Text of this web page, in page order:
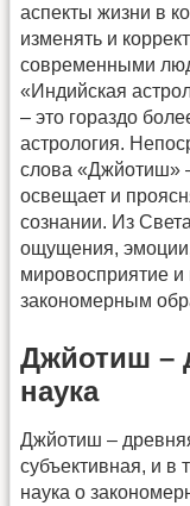
аспекты жизни в
изменять и
современными
«Индийская
– это гораздо
астрология.
слова «Джйотиш»
освещает и
сознании. Из
ощущения,
мировосприятие
закономерным
Джйотиш –
наука
Джйотиш –
субъективная, и в
наука о